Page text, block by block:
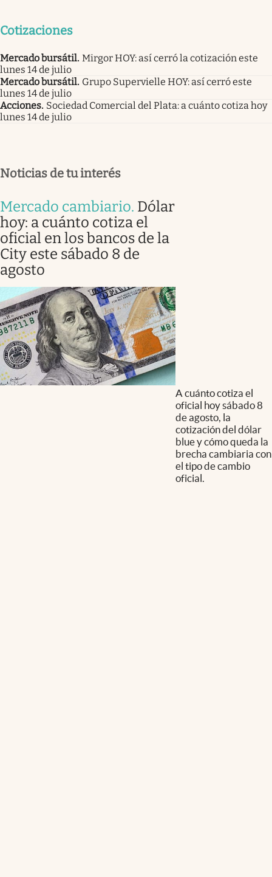
Cotizaciones
Mercado bursátil. Mirgor HOY: así cerró la cotización este
lunes 14 de julio
Mercado bursátil. Grupo Supervielle HOY: así cerró este
lunes 14 de julio
Acciones. Sociedad Comercial del Plata: a cuánto cotiza hoy
lunes 14 de julio
Noticias de tu interés
Mercado cambiario. Dólar
hoy: a cuánto cotiza el
oficial en los bancos de la
City este sábado 8 de
agosto
A cuánto cotiza el
oficial hoy sábado 8
de agosto, la
cotización del dólar
blue y cómo queda la
brecha cambiaria con
el tipo de cambio
oficial.